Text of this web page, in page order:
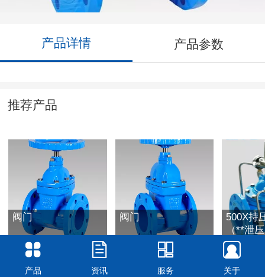
产品详情 产品参数
推荐产品
阀门 阀门
500X持
（**泄
产品 资讯 服务 关于